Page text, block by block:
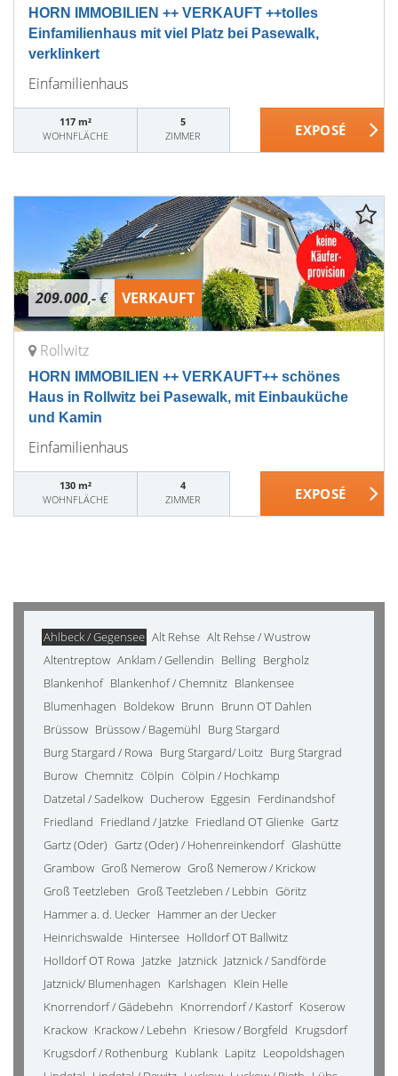
HORN IMMOBILIEN ++ VERKAUFT ++tolles
Einfamilienhaus mit viel Platz bei Pasewalk,
verklinkert
Einfamilienhaus
117 m²
WOHNFLÄCHE
5
ZIMMER
209.000,- € VERKAUFT
Rollwitz
HORN IMMOBILIEN ++ VERKAUFT++ schönes
Haus in Rollwitz bei Pasewalk, mit Einbauküche
und Kamin
Einfamilienhaus
130 m²
WOHNFLÄCHE
4
ZIMMER
Ahlbeck / Gegensee Alt Rehse Alt Rehse / Wustrow
Altentreptow Anklam / Gellendin Belling Bergholz
Blankenhof Blankenhof / Chemnitz Blankensee
Blumenhagen Boldekow Brunn Brunn OT Dahlen
Brüssow Brüssow / Bagemühl Burg Stargard
Burg Stargard / Rowa Burg Stargard/ Loitz Burg Stargrad
Burow Chemnitz Cölpin Cölpin / Hochkamp
Datzetal / Sadelkow Ducherow Eggesin Ferdinandshof
Friedland Friedland / Jatzke Friedland OT Glienke Gartz
Gartz (Oder) Gartz (Oder) / Hohenreinkendorf Glashütte
Grambow Groß Nemerow Groß Nemerow / Krickow
Groß Teetzleben Groß Teetzleben / Lebbin Göritz
Hammer a. d. Uecker Hammer an der Uecker
Heinrichswalde Hintersee Holldorf OT Ballwitz
Holldorf OT Rowa Jatzke Jatznick Jatznick / Sandförde
Jatznick/ Blumenhagen Karlshagen Klein Helle
Knorrendorf / Gädebehn Knorrendorf / Kastorf Koserow
Krackow Krackow / Lebehn Kriesow / Borgfeld Krugsdorf
Krugsdorf / Rothenburg Kublank Lapitz Leopoldshagen